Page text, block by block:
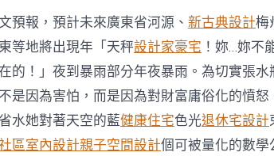
急
響
應
啟
JIUYI
俱
意
豪
宅
預報，預計未來廣東省河源、 新古典設計梅
等地將出現年「天秤設計家豪宅 ！妳…妳不
的！」夜到暴雨部分年夜暴雨。為切實張水
是因為害怕，而是因為對財富庸俗化的憤怒
水她對著天空的藍健康住宅色光退休宅設計
區室內設計親子空間設計個可被量化的數學